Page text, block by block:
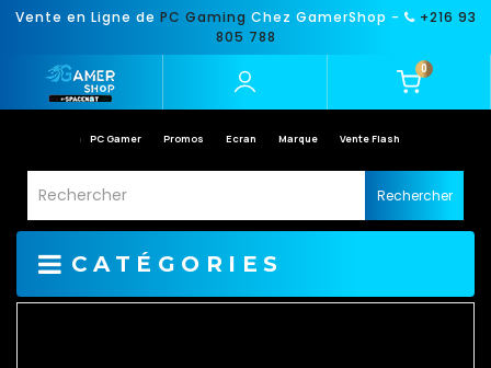
Vente en Ligne de PC Gaming Chez GamerShop -
+216 93
805 788
0
PC Gamer Promos Ecran Marque Vente Flash
Rechercher
CATÉGORIES